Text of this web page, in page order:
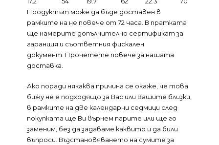
Продуктът може да бъде доставен в
рамките на не повече от 72 часа. В пратката
ще намерите допълнително сертификат за
гаранция и съответния фискален
документ. Прочетете повече за нашата
доставка.
Ако поради някаква причина се окаже, че това
бижу не е подходящо за Вас или Вашите близки,
в рамките на две календарни седмици след
покупката ще Ви върнем парите или ще го
заменим, без да задаваме каквито и да били
въпроси. Възстановяването на сумите за